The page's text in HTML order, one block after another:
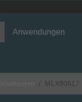
Anwendungen
MLX90617